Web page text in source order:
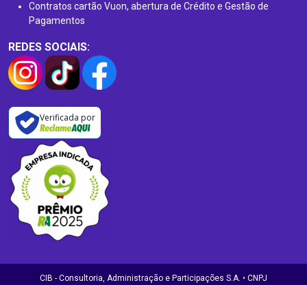
Contratos cartão Vuon, abertura de Crédito e Gestão de
Pagamentos
REDES SOCIAIS:
Verificada por
CIB - Consultoria, Administração e Participações S.A. • CNPJ